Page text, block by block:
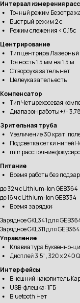
Интервал измерения
Точный режим
Быстрый режим 2 с
Режим слежения < 0.15с
Центрирование
Тип центрира Лазерный
Точность 1.5 мм на 1.5 м
Створоуказатель нет
Целеуказатель есть
Компенсатор
Тип Четырехосевая
Диапазон работы +/-
Зрительная труба
Увеличение 30 крат,
Подсветка сетки нитей
min расстояние
Питание
Время работы без
до 32 ч с Lithium-Ion GEB364
до 16 ч с Lithium-Ion GEB334
Время зарядки:
Зарядное GKL341 для
Зарядное GKL311 для
Управление
Клавиатура Буквенно-
Дисплей 3,5“, 320 x 240
Интерфейсы
Внешний накопитель
USB-флешка: 1ГБ
Bluetooth Нет